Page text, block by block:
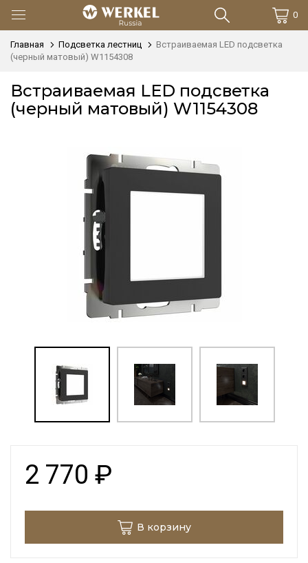
0
Главная Подсветка лестниц
Встраиваемая LED подсветка
(черный матовый) W1154308
Встраиваемая LED подсветка
(черный матовый) W1154308
2 770 ₽
В корзину